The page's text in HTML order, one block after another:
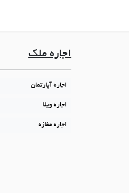
اجاره ملک
اجاره آپارتمان
اجاره ویلا
اجاره مغازه